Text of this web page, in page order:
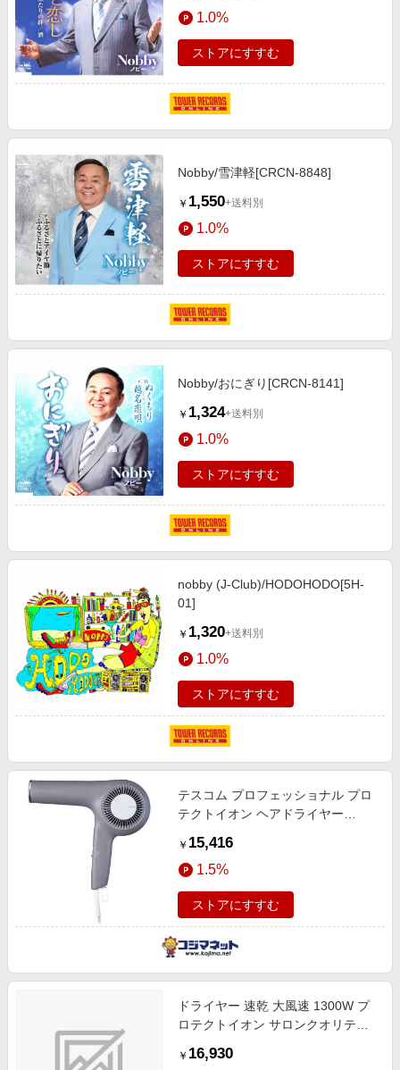
1.0%
ストアにすすむ
Nobby/雪津軽[CRCN-8848]
￥ 1,550+送料別
1.0%
ストアにすすむ
Nobby/おにぎり[CRCN-8141]
￥ 1,324+送料別
1.0%
ストアにすすむ
nobby (J-Club)/HODOHODO[5H-
01]
￥ 1,320+送料別
1.0%
ストアにすすむ
テスコム プロフェッショナル プロ
テクトイオン ヘアドライヤー
レー NIB500B-H
￥ 15,416
1.5%
ストアにすすむ
ドライヤー 速乾 大風速 1300W プ
ロテクトイオン サロンクオリティ
風量切替スイッチ 温冷自動切換ス
￥ 16,930